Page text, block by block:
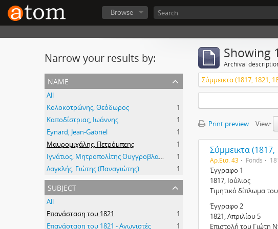
Browse
Narrow your results by:
name
All
Κολοκοτρώνης, Θεόδωρος
1
Καποδίστριας, Ιωάννης
1
Eynard, Jean-Gabriel
1
Μαυρομιχάλης, Πετρόμπεης
1
Ιγνάτιος, Μητροπολίτης Ουγγροβλαχίας
1
Δαγκλής, Γιώτης (Παναγιώτης)
1
subject
All
Επανάσταση του 1821
1
Επανάσταση του 1821 - Αγωνιστές
1
Showing
Archival
Σύμμεικτα (1817, 1821,
Print preview View:
Σύμμεικτα
Αρ.Εισ. 43 Fonds
Έγγραφο 1
1817, Ιούλιος
Τιμητικό δίπλωμα
Έγγραφο 2
1821, Απριλίου 5
Επιστολή του Γιώτη